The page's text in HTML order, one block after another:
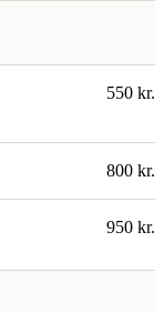
550 kr.
800 kr.
950 kr.